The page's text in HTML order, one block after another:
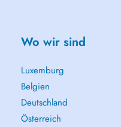
Wo wir sind
Luxemburg
Belgien
Deutschland
Österreich